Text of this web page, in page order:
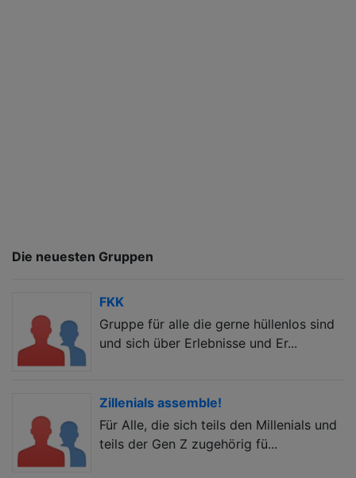
Die neuesten Gruppen
FKK
Gruppe für alle die gerne hüllenlos sind
und sich über Erlebnisse und Er...
Zillenials assemble!
Für Alle, die sich teils den Millenials und
teils der Gen Z zugehörig fü...